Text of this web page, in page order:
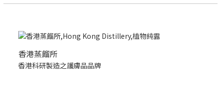
香港蒸餾所
香港科研製造之護膚品品牌